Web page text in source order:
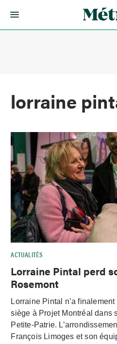
lorraine
ACTUALITÉS
Lorraine Pintal perd
Rosemont
Lorraine Pintal n’a
siège à Projet Montréal dans
Petite-Patrie.
François Limoges et son